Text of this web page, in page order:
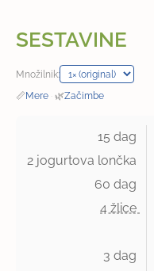
SESTAVINE
Množilnik:
📏Mere · 🌿Začimbe
15 dag
2 jogurtova lončka
60 dag
4 žlice
3 dag